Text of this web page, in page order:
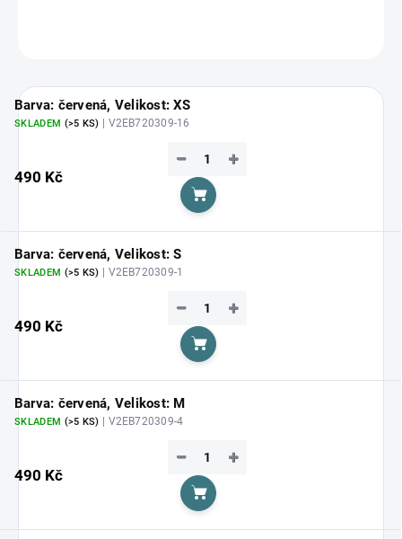
Barva: červená, Velikost: XS
SKLADEM (>5 KS) | V2EB720309-16
490 Kč
+
−
Do košíku
Barva: červená, Velikost: S
SKLADEM (>5 KS) | V2EB720309-1
490 Kč
+
−
Do košíku
Barva: červená, Velikost: M
SKLADEM (>5 KS) | V2EB720309-4
490 Kč
+
−
Do košíku